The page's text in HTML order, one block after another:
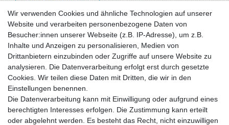
Newsletter-Anmeldung
FAQ / Fragen
Mein Warenkorb
Mein Merkzettel
Mein Konto
UNSER LADENGESCHÄFT
Gottlieb-Daimler-Str. 10
33334 Gütersloh
Wir verwenden Cookies und ähnliche Technologien auf unserer
Website und verarbeiten personenbezogene Daten von
Besucher:innen unserer Webseite (z.B. IP-Adresse), um z.B.
Inhalte und Anzeigen zu personalisieren, Medien von
Drittanbietern einzubinden oder Zugriffe auf unsere Website zu
analysieren. Die Datenverarbeitung erfolgt erst durch gesetzte
Cookies. Wir teilen diese Daten mit Dritten, die wir in den
Einstellungen benennen.
Die Datenverarbeitung kann mit Einwilligung oder aufgrund eines
berechtigten Interesses erfolgen. Die Zustimmung kann erteilt
oder abgelehnt werden. Es besteht das Recht, nicht einzuwilligen